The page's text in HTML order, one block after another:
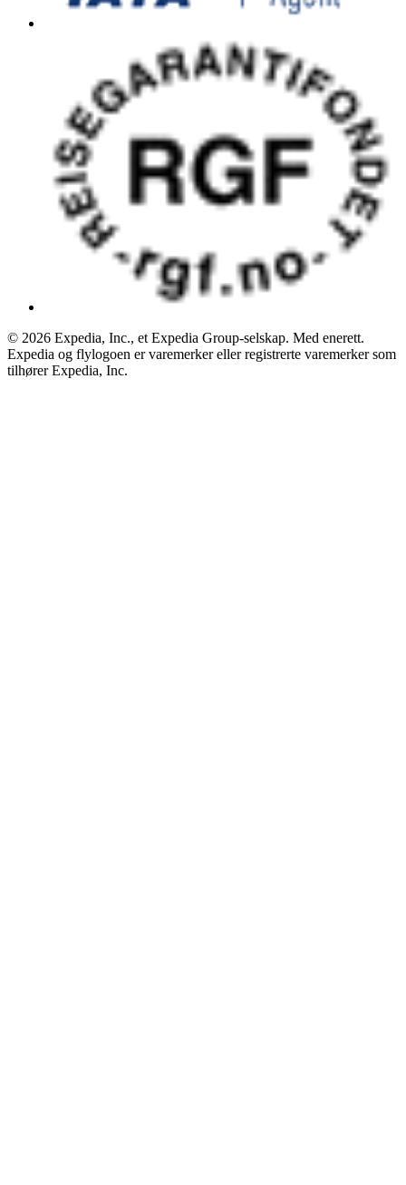
© 2026 Expedia, Inc., et Expedia Group-selskap. Med enerett.
Expedia og flylogoen er varemerker eller registrerte varemerker som
tilhører Expedia, Inc.